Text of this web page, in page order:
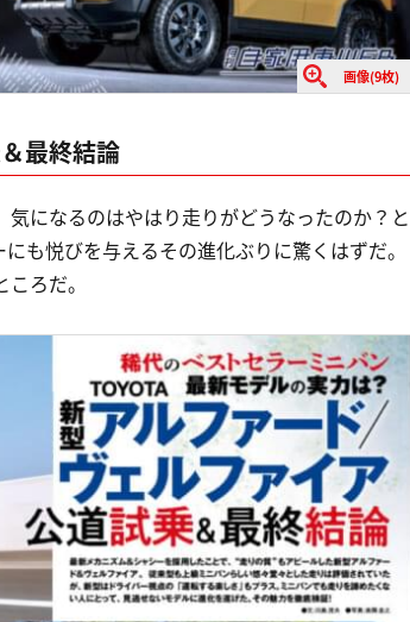
画像(9枚)
最終結論
になるのはやはり走りがどうなったのか？と
も悦びを与えるその進化ぶりに驚くはずだ。
ろだ。